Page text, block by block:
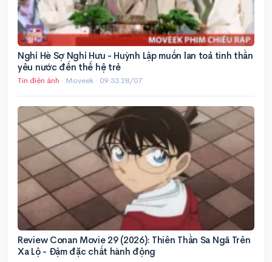
Nghỉ Hè Sợ Nghỉ Hưu - Huỳnh Lập muốn lan toả tinh thần
yêu nước đến thế hệ trẻ
Tin điện ảnh · Moveek · 09:33 28/07
Review Conan Movie 29 (2026): Thiên Thần Sa Ngã Trên
Xa Lộ - Đậm đặc chất hành động